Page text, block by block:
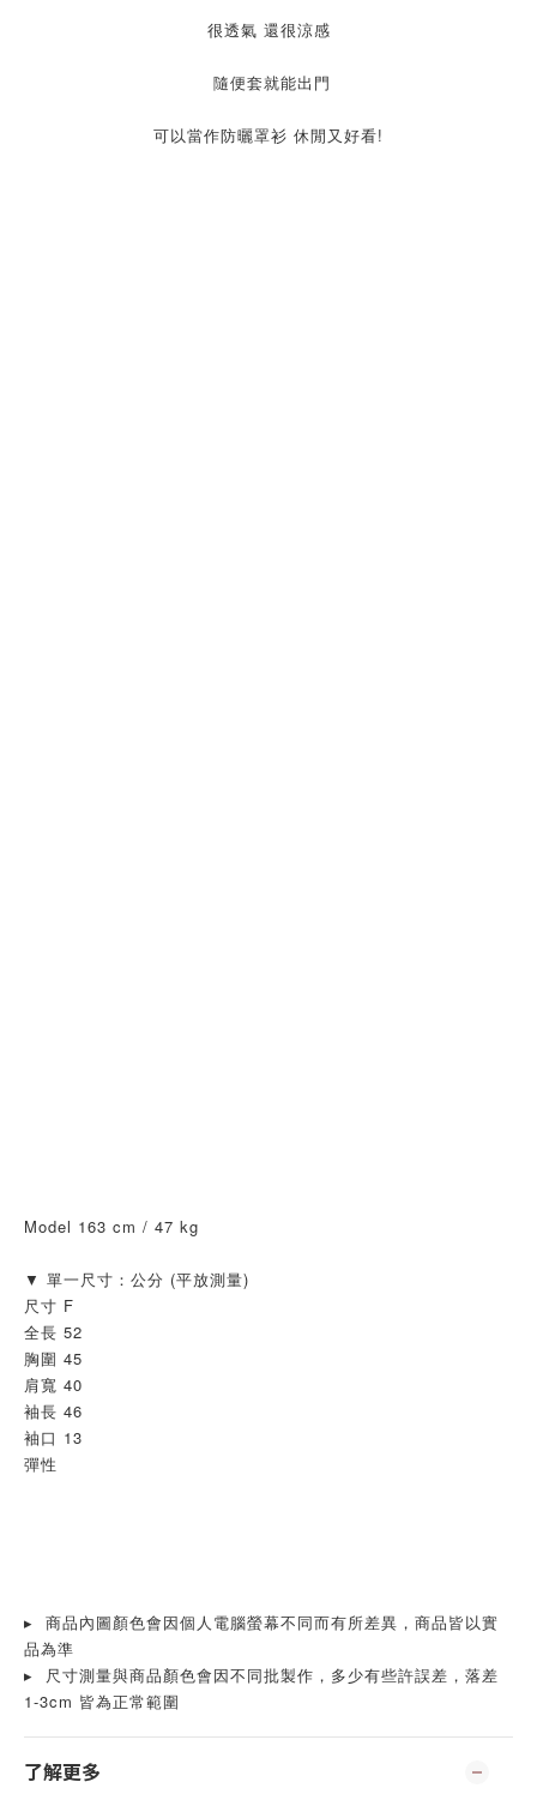
很透氣 還很涼感
隨便套就能出門
可以當作防曬罩衫 休閒又好看!
Model 163 cm / 47 kg
▼ 單一尺寸：公分 (平放測量)
尺寸 F
全長 52
胸圍 45
肩寬 40
袖長 46
袖口 13
彈性
▸  商品內圖顏色會因個人電腦螢幕不同而有所差異，商品皆以實
品為準
▸  尺寸測量與商品顏色會因不同批製作，多少有些許誤差，落差
1-3cm 皆為正常範圍
了解更多